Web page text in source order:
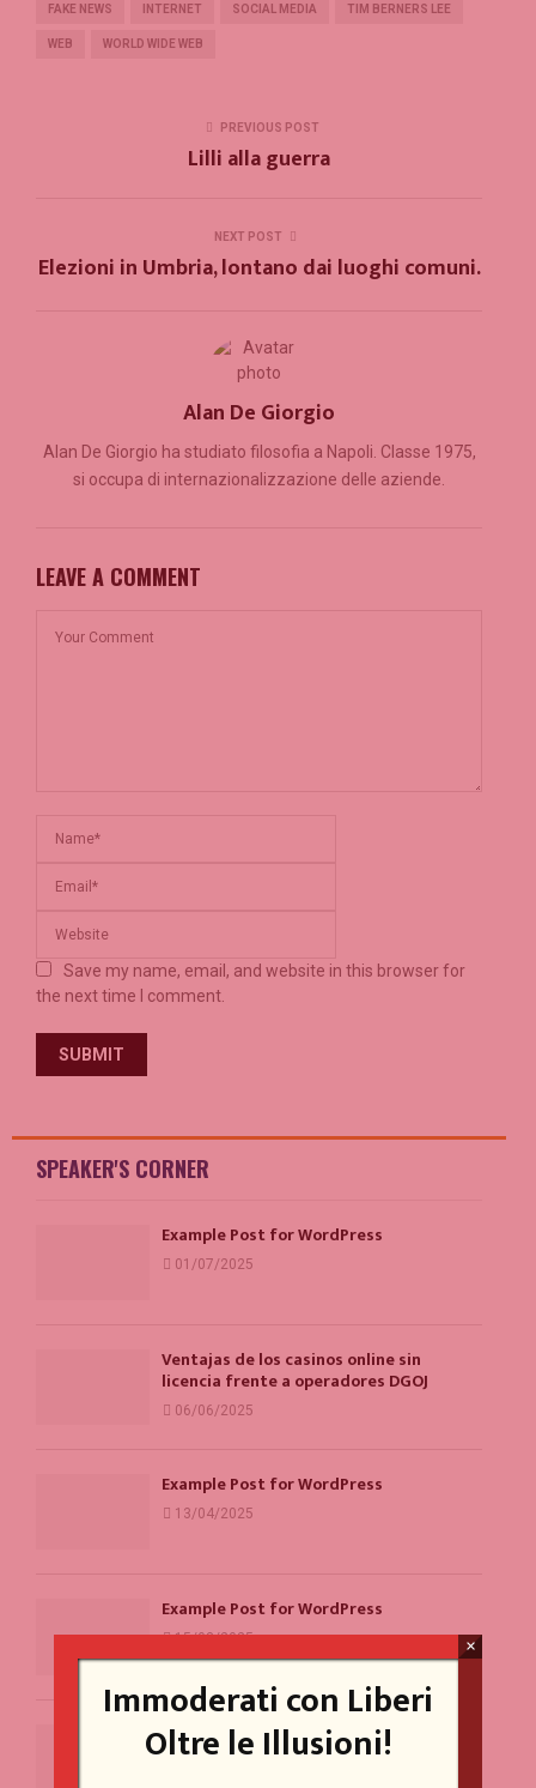
FAKE NEWS INTERNET SOCIAL MEDIA TIM BERNERS LEE
WEB WORLD WIDE WEB
PREVIOUS POST
Lilli alla guerra
NEXT POST
Elezioni in Umbria, lontano dai luoghi comuni.
Alan De Giorgio
Alan De Giorgio ha studiato filosofia a Napoli. Classe 1975,
si occupa di internazionalizzazione delle aziende.
LEAVE A COMMENT
Save my name, email, and website in this browser for
the next time I comment.
SPEAKER'S CORNER
Example Post for WordPress
01/07/2025
Ventajas de los casinos online sin
licencia frente a operadores DGOJ
06/06/2025
Example Post for WordPress
13/04/2025
Example Post for WordPress
15/03/2025
Un problema per la parità di genere
(forse)
Immoderati con Liberi
Oltre le Illusioni!
×